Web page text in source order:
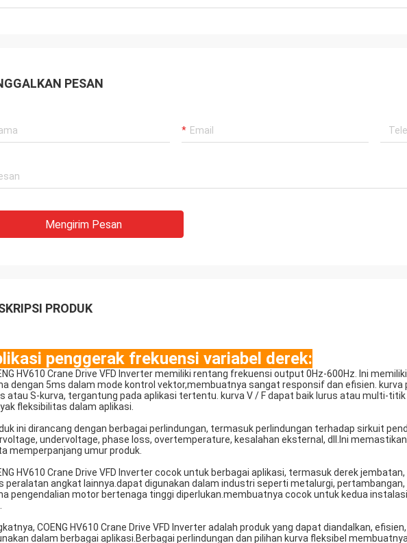
PESAN
Mengirim Pesan
PRODUK
penggerak frekuensi variabel derek:
HV610 Crane Drive VFD Inverter memiliki rentang frekuensi output 0Hz-600Hz. Ini
dengan 5ms dalam mode kontrol vektor,membuatnya sangat responsif dan efisien.
atau S-kurva, tergantung pada aplikasi tertentu. kurva V / F dapat baik lurus atau multi-
fleksibilitas dalam aplikasi.
ini dirancang dengan berbagai perlindungan, termasuk perlindungan terhadap sirkuit
undervoltage, phase loss, overtemperature, kesalahan eksternal, dll.Ini
memperpanjang umur produk.
HV610 Crane Drive VFD Inverter cocok untuk berbagai aplikasi, termasuk derek
peralatan angkat lainnya.dapat digunakan dalam industri seperti metalurgi,
pengendalian motor bertenaga tinggi diperlukan.membuatnya cocok untuk kedua
COENG HV610 Crane Drive VFD Inverter adalah produk yang dapat diandalkan,
dalam berbagai aplikasi.Berbagai perlindungan dan pilihan kurva fleksibel